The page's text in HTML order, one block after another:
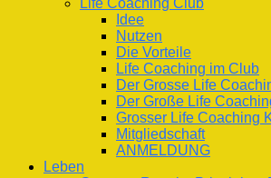
Life Coaching Club
Idee
Nutzen
Die Vorteile
Life Coaching im Club
Der Grosse Life
Der Große Life
Grosser Life Coaching
Mitgliedschaft
ANMELDUNG
Leben